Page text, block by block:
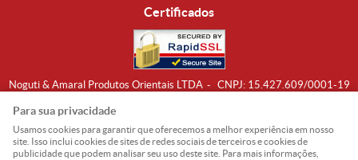
Certificados
Noguti & Amaral Produtos Orientais LTDA CNPJ: 15.427.609/0001-19
Para sua privacidade
Usamos cookies para garantir que oferecemos a melhor experiência em nosso
site. Isso inclui cookies de sites de redes sociais de terceiros e cookies de
publicidade que podem analisar seu uso deste site. Para mais informações,